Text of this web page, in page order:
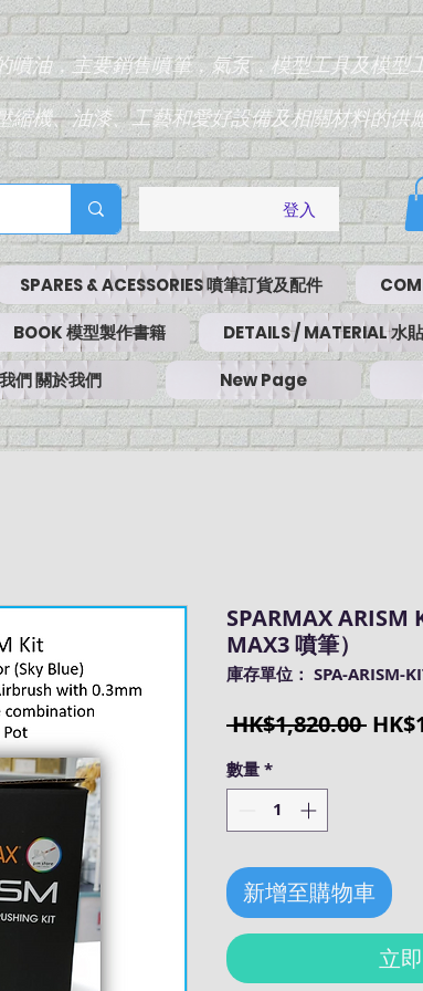
噴油，主要銷售噴筆，氣泵，模型工具及模型
縮機、油漆、工藝和愛好設備及相關材料的供
登入
SPARES & ACESSORIES 噴筆訂貨及配件
BOOK 模型製作書籍 DETAILS / MATERIAL 水
們 關於我們 New Page
SPARMAX ARISM
MAX3 噴筆）
庫存單位： SPA-ARISM-
HK$1,820.00 一
數量*
新增至購物車
立